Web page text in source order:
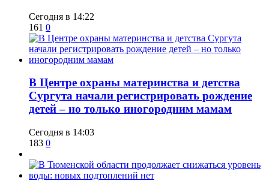
Сегодня в 14:22
161 0
​В Центре охраны материнства и детства
Сургута начали регистрировать рождение
детей – но только иногородним мамам
Сегодня в 14:03
183 0